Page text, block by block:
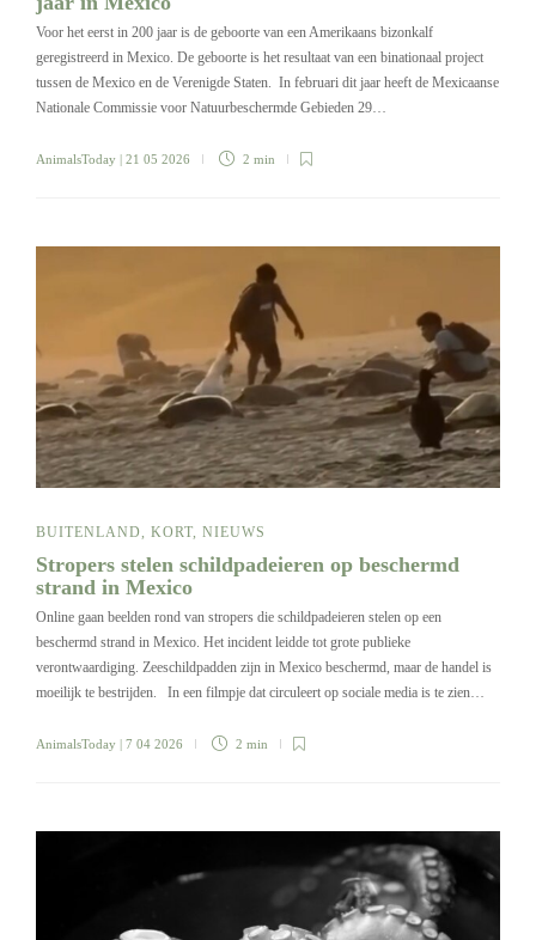
Voor het eerst in 200 jaar is de geboorte van een Amerikaans bizonkalf
geregistreerd in Mexico. De geboorte is het resultaat van een binationaal project
tussen de Mexico en de Verenigde Staten. In februari dit jaar heeft de Mexicaanse
Nationale Commissie voor Natuurbeschermde Gebieden 29…
AnimalsToday | 21 05 2026 2 min
BUITENLAND, KORT, NIEUWS
Stropers stelen schildpadeieren op beschermd
strand in Mexico
Online gaan beelden rond van stropers die schildpadeieren stelen op een
beschermd strand in Mexico. Het incident leidde tot grote publieke
verontwaardiging. Zeeschildpadden zijn in Mexico beschermd, maar de handel is
moeilijk te bestrijden. In een filmpje dat circuleert op sociale media is te zien…
AnimalsToday | 7 04 2026 2 min